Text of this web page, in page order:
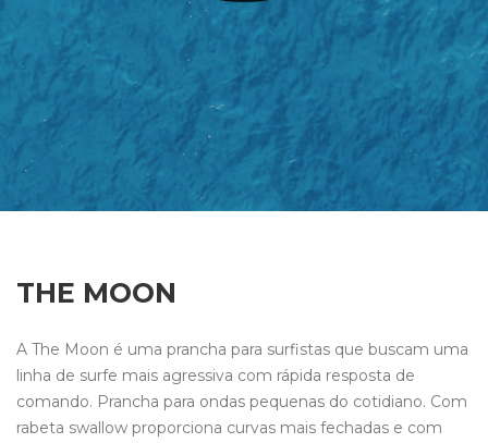
THE MOON
A The Moon é uma prancha para surfistas que buscam uma
linha de surfe mais agressiva com rápida resposta de
comando. Prancha para ondas pequenas do cotidiano. Com
rabeta swallow proporciona curvas mais fechadas e com